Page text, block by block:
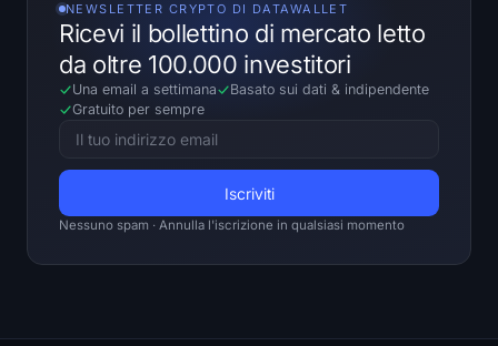
NEWSLETTER CRYPTO DI DATAWALLET
Ricevi il bollettino di mercato letto
da oltre 100.000 investitori
Una email a settimana Basato sui dati & indipendente
Gratuito per sempre
Nessuno spam · Annulla l'iscrizione in qualsiasi momento